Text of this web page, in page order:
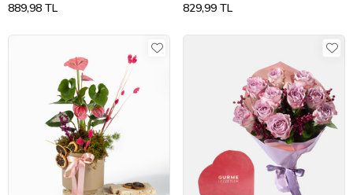
889,98 TL 829,99 TL